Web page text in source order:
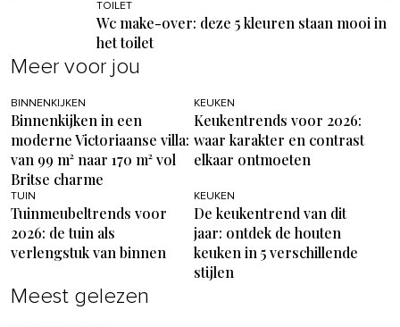
TOILET
Wc make-over: deze 5 kleuren staan mooi in
het toilet
Meer voor jou
BINNENKIJKEN
Binnenkijken in een
moderne Victoriaanse villa:
van 99 m² naar 170 m² vol
Britse charme
KEUKEN
Keukentrends voor 2026:
waar karakter en contrast
elkaar ontmoeten
TUIN
Tuinmeubeltrends voor
2026: de tuin als
verlengstuk van binnen
KEUKEN
De keukentrend van dit
jaar: ontdek de houten
keuken in 5 verschillende
stijlen
Meest gelezen